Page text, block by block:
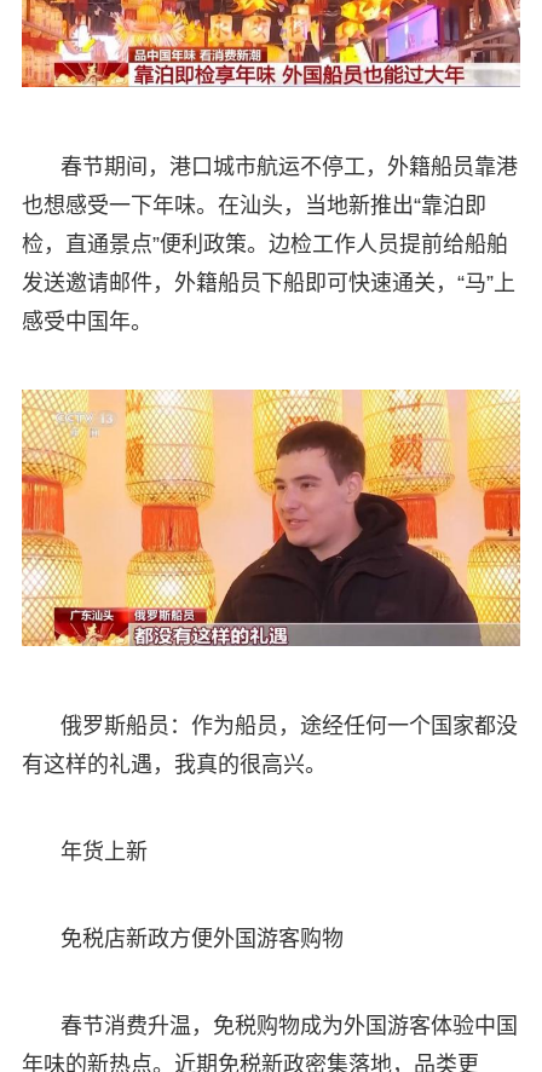
春节期间，港口城市航运不停工，外籍船员靠港
也想感受一下年味。在汕头，当地新推出“靠泊即
检，直通景点”便利政策。边检工作人员提前给船舶
发送邀请邮件，外籍船员下船即可快速通关，“马”上
感受中国年。
俄罗斯船员：作为船员，途经任何一个国家都没
有这样的礼遇，我真的很高兴。
年货上新
免税店新政方便外国游客购物
春节消费升温，免税购物成为外国游客体验中国
年味的新热点。近期免税新政密集落地，品类更